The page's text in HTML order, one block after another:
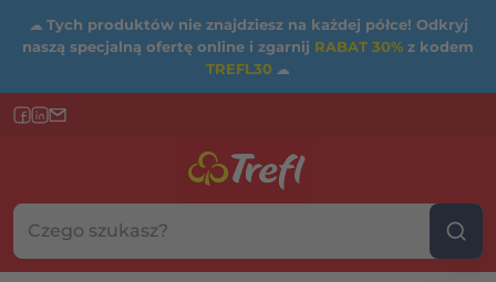
☁ Tych produktów nie znajdziesz na każdej półce! Odkryj
naszą specjalną ofertę online i zgarnij RABAT 30% z kodem
TREFL30 ☁
Szukaj w sklepie...
Wybierz kategorię